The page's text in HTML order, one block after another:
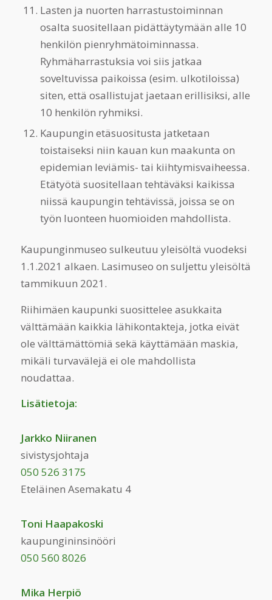
Lasten ja nuorten harrastustoiminnan
osalta suositellaan pidättäytymään alle 10
henkilön pienryhmätoiminnassa.
Ryhmäharrastuksia voi siis jatkaa
soveltuvissa paikoissa (esim. ulkotiloissa)
siten, että osallistujat jaetaan erillisiksi, alle
10 henkilön ryhmiksi.
Kaupungin etäsuositusta jatketaan
toistaiseksi niin kauan kun maakunta on
epidemian leviämis- tai kiihtymisvaiheessa.
Etätyötä suositellaan tehtäväksi kaikissa
niissä kaupungin tehtävissä, joissa se on
työn luonteen huomioiden mahdollista.
Kaupunginmuseo sulkeutuu yleisöltä vuodeksi
1.1.2021 alkaen. Lasimuseo on suljettu yleisöltä
tammikuun 2021.
Riihimäen kaupunki suosittelee asukkaita
välttämään kaikkia lähikontakteja, jotka eivät
ole välttämättömiä sekä käyttämään maskia,
mikäli turvavälejä ei ole mahdollista
noudattaa.
Lisätietoja:
Jarkko Niiranen
sivistysjohtaja
050 526 3175
Eteläinen Asemakatu 4
Toni Haapakoski
kaupungininsinööri
050 560 8026
Mika Herpiö